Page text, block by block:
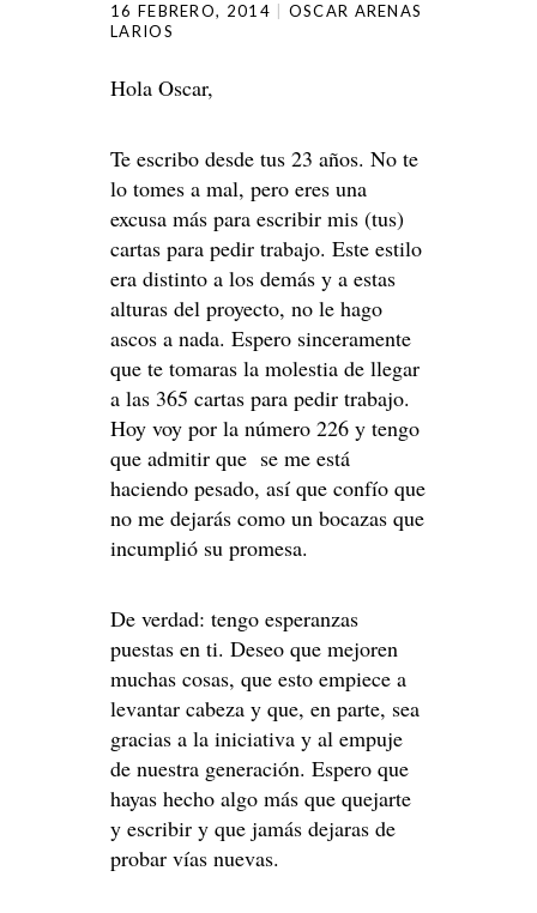
16 FEBRERO, 2014
OSCAR ARENAS
LARIOS
Hola Oscar,
Te escribo desde tus 23 años. No te
lo tomes a mal, pero eres una
excusa más para escribir mis (tus)
cartas para pedir trabajo. Este estilo
era distinto a los demás y a estas
alturas del proyecto, no le hago
ascos a nada. Espero sinceramente
que te tomaras la molestia de llegar
a las 365 cartas para pedir trabajo.
Hoy voy por la número 226 y tengo
que admitir que se me está
haciendo pesado, así que confío que
no me dejarás como un bocazas que
incumplió su promesa.
De verdad: tengo esperanzas
puestas en ti. Deseo que mejoren
muchas cosas, que esto empiece a
levantar cabeza y que, en parte, sea
gracias a la iniciativa y al empuje
de nuestra generación. Espero que
hayas hecho algo más que quejarte
y escribir y que jamás dejaras de
probar vías nuevas.